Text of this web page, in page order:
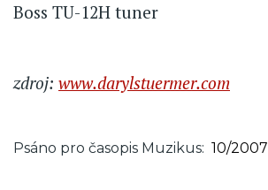
Boss TU-12H tuner
zdroj: www.darylstuermer.com
Psáno pro časopis Muzikus 10/2007